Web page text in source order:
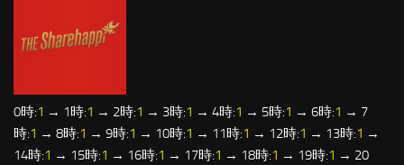
0時:1 → 1時:1 → 2時:1 → 3時:1 → 4時:1 → 5時:1 → 6時:1 → 7
時:1 → 8時:1 → 9時:1 → 10時:1 → 11時:1 → 12時:1 → 13時:1 →
14時:1 → 15時:1 → 16時:1 → 17時:1 → 18時:1 → 19時:1 → 20